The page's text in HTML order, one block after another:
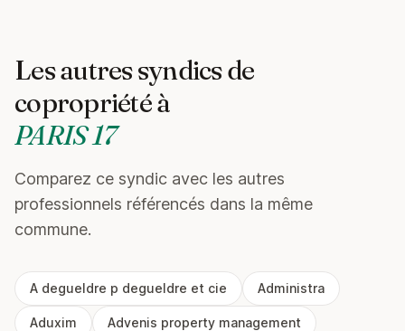
Les autres syndics de
copropriété à
PARIS 17
Comparez ce syndic avec les autres
professionnels référencés dans la même
commune.
A degueldre p degueldre et cie Administra
Aduxim Advenis property management